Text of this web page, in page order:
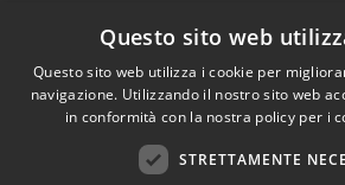
Accessibilità Privacy Cookie
Questo sito web
Questo sito web utilizza i cookie per
navigazione. Utilizzando il nostro sito web
in conformità con la nostra policy per i
STRETTAMENTE